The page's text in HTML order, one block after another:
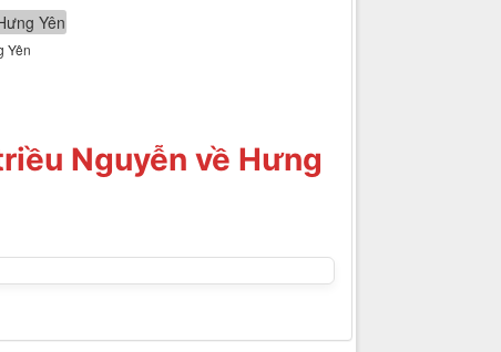
Yên
Nguyễn về Hưng